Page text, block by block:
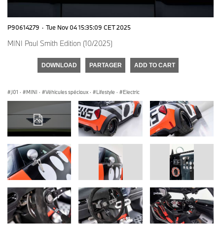
P90614279 · Tue Nov 04 15:35:09 CET 2025
MINI Paul Smith Edition (10/2025)
DOWNLOAD PARTAGER ADD TO CART
J01 · MINI · Véhicules spéciaux · Lifestyle · Electric